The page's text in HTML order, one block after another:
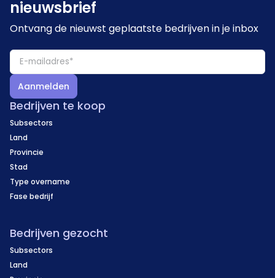
nieuwsbrief
Ontvang de nieuwst geplaatste bedrijven in je inbox
Aanmelden
Bedrijven te koop
Subsectors
Land
Provincie
Stad
Type overname
Fase bedrijf
Bedrijven gezocht
Subsectors
Land